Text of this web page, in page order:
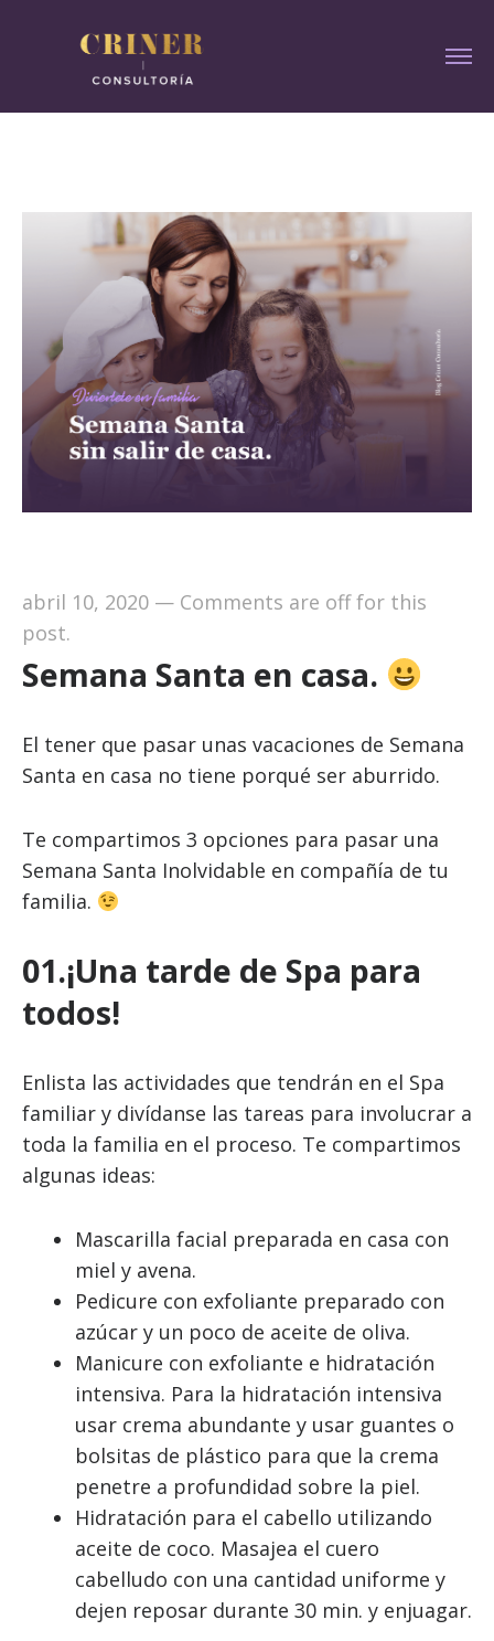
abril 10, 2020— Comments are off for this
post.
Semana Santa en casa.
El tener que pasar unas vacaciones de Semana
Santa en casa no tiene porqué ser aburrido.
Te compartimos 3 opciones para pasar una
Semana Santa Inolvidable en compañía de tu
familia.
01.¡Una tarde de Spa para
todos!
Enlista las actividades que tendrán en el Spa
familiar y divídanse las tareas para involucrar a
toda la familia en el proceso. Te compartimos
algunas ideas:
Mascarilla facial preparada en casa con
miel y avena.
Pedicure con exfoliante preparado con
azúcar y un poco de aceite de oliva.
Manicure con exfoliante e hidratación
intensiva. Para la hidratación intensiva
usar crema abundante y usar guantes o
bolsitas de plástico para que la crema
penetre a profundidad sobre la piel.
Hidratación para el cabello utilizando
aceite de coco. Masajea el cuero
cabelludo con una cantidad uniforme y
dejen reposar durante 30 min. y enjuagar.